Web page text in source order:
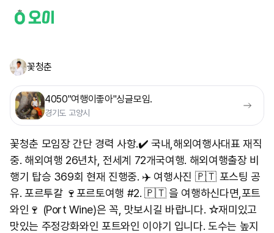
꽃청춘
4050"여행이좋아"싱글모임.
경기도 고양시
꽃청춘 모임장 간단 경력 사항.✔️ 국내,해외여행사대표 재직
중. 해외여행 26년차, 전세계 72개국여행. 해외여행출장 비
행기 탑승 369회 현재 진행중. ✈️ 여행사진 🇵🇹 포스팅 공
유. 포르투칼 🍷포르토여행 #2. 🇵🇹 을 여행하신다면,포트
와인🍷 (Port Wine)은 꼭, 맛보시길 바랍니다. ☆재미있고
맛있는 주정강화와인 포트와인 이야기 입니다. 도수는 높지